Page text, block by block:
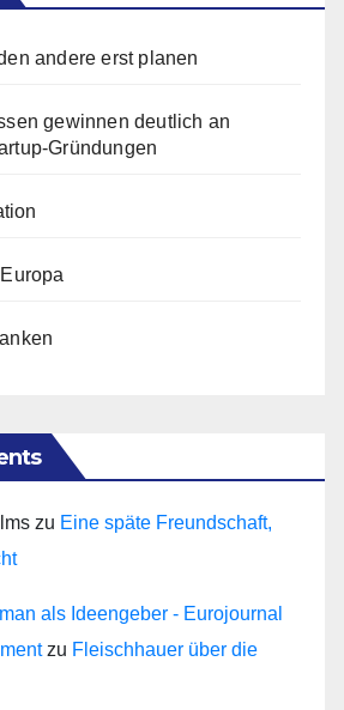
andere erst planen
gewinnen deutlich an
Gründungen
zu Eine späte Freundschaft,
als Ideengeber - Eurojournal
zu Fleischhauer über die